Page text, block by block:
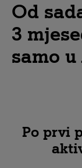
Od
3
samo u
Po prvi